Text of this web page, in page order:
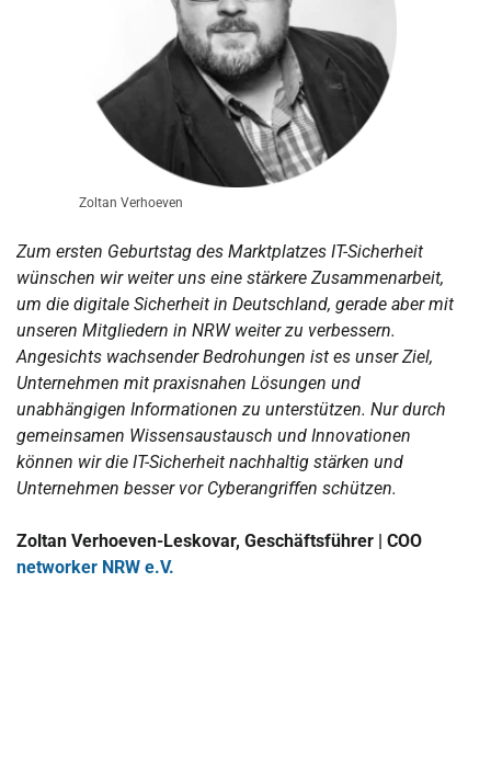
Zoltan Verhoeven
Zum ersten Geburtstag des Marktplatzes IT-Sicherheit
wünschen wir weiter uns eine stärkere Zusammenarbeit,
um die digitale Sicherheit in Deutschland, gerade aber mit
unseren Mitgliedern in NRW weiter zu verbessern.
Angesichts wachsender Bedrohungen ist es unser Ziel,
Unternehmen mit praxisnahen Lösungen und
unabhängigen Informationen zu unterstützen. Nur durch
gemeinsamen Wissensaustausch und Innovationen
können wir die IT-Sicherheit nachhaltig stärken und
Unternehmen besser vor Cyberangriffen schützen.
Zoltan Verhoeven-Leskovar, Geschäftsführer | COO
networker NRW e.V.